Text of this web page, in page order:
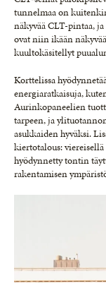
tunnelmaa on
näkyvää CLT-pintaa,
ovat niin ikään
kuultokäsitellyt
Korttelissa
energiaratkaisuja,
Aurinkopaneelien
tarpeen, ja
asukkaiden hyväksi.
kiertotalous:
hyödynnetty tontin
rakentamisen